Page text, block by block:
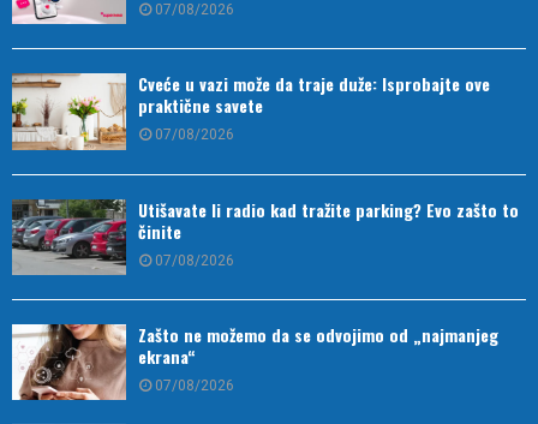
07/08/2026
Cveće u vazi može da traje duže: Isprobajte ove
praktične savete
07/08/2026
Utišavate li radio kad tražite parking? Evo zašto to
činite
07/08/2026
Zašto ne možemo da se odvojimo od „najmanjeg
ekrana“
07/08/2026